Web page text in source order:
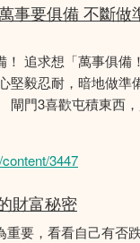
事要俱備 不斷做
追求想「萬事俱備
堅毅忍耐，暗地做準
閘門3喜歡屯積東西
3447
財富秘密
重要，看看自己有否